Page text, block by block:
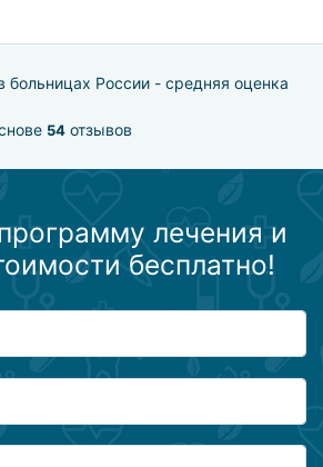
больницах России - средняя оценка
54 отзывов
лечения и
бесплатно!